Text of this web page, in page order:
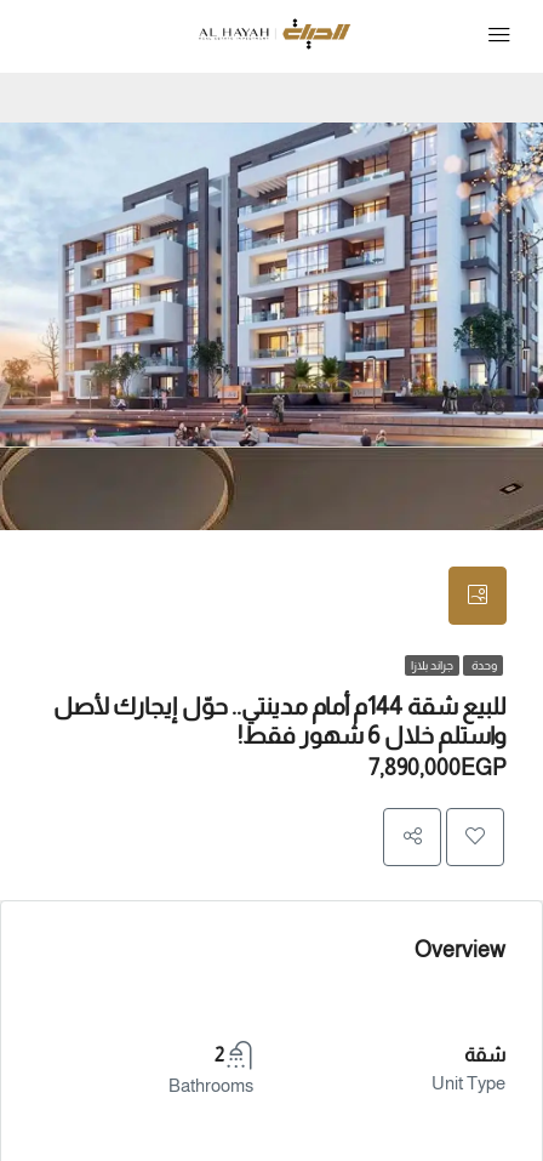
وحدة جراند بلازا
للبيع شقة 144م أمام مدينتي.. حوّل إيجارك لأصل
واستلم خلال 6 شهور فقط!
7,890,000EGP
Overview
شقة
Unit Type
2
Bathrooms